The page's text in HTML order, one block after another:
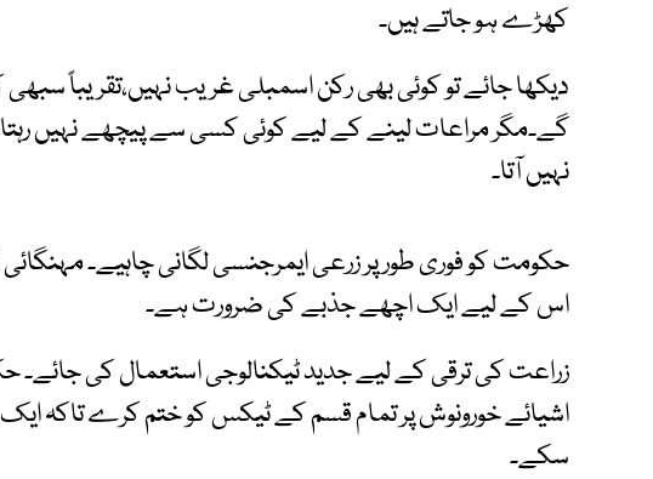
کھڑے ہو جاتے ہیں۔
دیکھا جائے تو کوئی بھی رکن اسمبلی غریب نہیں،تقریباً
گے۔مگر مراعات لینے کے لیے کوئی کسی سے پیچھے نہیں
نہیں آتا۔
حکومت کو فوری طور پر زرعی ایمرجنسی لگانی چاہیے۔
اس کے لیے ایک اچھے جذبے کی ضرورت ہے۔
زراعت کی ترقی کے لیے جدید ٹیکنالوجی استعمال کی جائے۔
اشیائے خورونوش پر تمام قسم کے ٹیکس کو ختم کرے تاکہ
سکے۔